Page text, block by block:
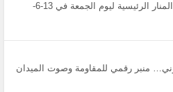
مقدمة نشرة أخبار المنار الرئيسية ليوم الجمعة في 13-6-
منبر رقمي للمقاومة وصوت الميدان